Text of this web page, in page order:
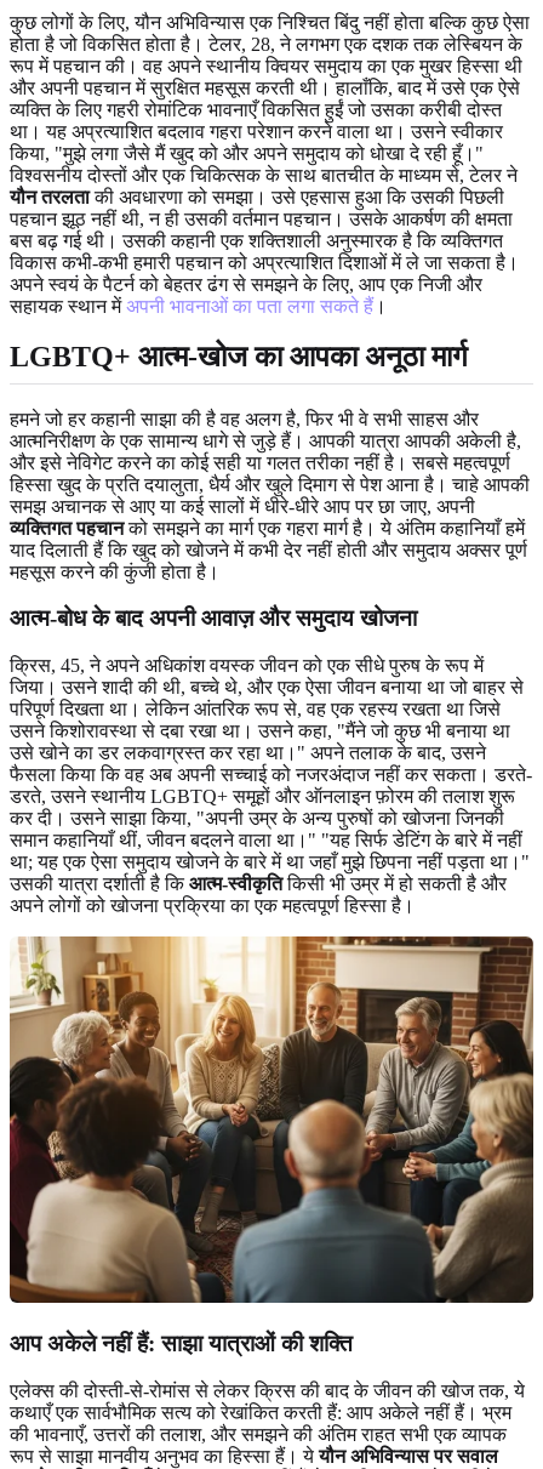
कुछ लोगों के लिए, यौन अभिविन्यास एक निश्चित बिंदु नहीं होता बल्कि कुछ ऐसा
होता है जो विकसित होता है। टेलर, 28, ने लगभग एक दशक तक लेस्बियन के
रूप में पहचान की। वह अपने स्थानीय क्वियर समुदाय का एक मुखर हिस्सा थी
और अपनी पहचान में सुरक्षित महसूस करती थी। हालाँकि, बाद में उसे एक ऐसे
व्यक्ति के लिए गहरी रोमांटिक भावनाएँ विकसित हुईं जो उसका करीबी दोस्त
था। यह अप्रत्याशित बदलाव गहरा परेशान करने वाला था। उसने स्वीकार
किया, "मुझे लगा जैसे मैं खुद को और अपने समुदाय को धोखा दे रही हूँ।"
विश्वसनीय दोस्तों और एक चिकित्सक के साथ बातचीत के माध्यम से, टेलर ने
यौन तरलताकी अवधारणा को समझा। उसे एहसास हुआ कि उसकी पिछली
पहचान झूठ नहीं थी, न ही उसकी वर्तमान पहचान। उसके आकर्षण की क्षमता
बस बढ़ गई थी। उसकी कहानी एक शक्तिशाली अनुस्मारक है कि व्यक्तिगत
विकास कभी-कभी हमारी पहचान को अप्रत्याशित दिशाओं में ले जा सकता है।
अपने स्वयं के पैटर्न को बेहतर ढंग से समझने के लिए, आप एक निजी और
सहायक स्थान मेंअपनी भावनाओं का पता लगा सकते हैं ।
LGBTQ+ आत्म-खोज का आपका अनूठा मार्ग
हमने जो हर कहानी साझा की है वह अलग है, फिर भी वे सभी साहस और
आत्मनिरीक्षण के एक सामान्य धागे से जुड़े हैं। आपकी यात्रा आपकी अकेली है,
और इसे नेविगेट करने का कोई सही या गलत तरीका नहीं है। सबसे महत्वपूर्ण
हिस्सा खुद के प्रति दयालुता, धैर्य और खुले दिमाग से पेश आना है। चाहे आपकी
समझ अचानक से आए या कई सालों में धीरे-धीरे आप पर छा जाए, अपनी
व्यक्तिगत पहचानको समझने का मार्ग एक गहरा मार्ग है। ये अंतिम कहानियाँ हमें
याद दिलाती हैं कि खुद को खोजने में कभी देर नहीं होती और समुदाय अक्सर पूर्ण
महसूस करने की कुंजी होता है।
आत्म-बोध के बाद अपनी आवाज़ और समुदाय खोजना
क्रिस, 45, ने अपने अधिकांश वयस्क जीवन को एक सीधे पुरुष के रूप में
जिया। उसने शादी की थी, बच्चे थे, और एक ऐसा जीवन बनाया था जो बाहर से
परिपूर्ण दिखता था। लेकिन आंतरिक रूप से, वह एक रहस्य रखता था जिसे
उसने किशोरावस्था से दबा रखा था। उसने कहा, "मैंने जो कुछ भी बनाया था
उसे खोने का डर लकवाग्रस्त कर रहा था।" अपने तलाक के बाद, उसने
फैसला किया कि वह अब अपनी सच्चाई को नजरअंदाज नहीं कर सकता। डरते-
डरते, उसने स्थानीय LGBTQ+ समूहों और ऑनलाइन फ़ोरम की तलाश शुरू
कर दी। उसने साझा किया, "अपनी उम्र के अन्य पुरुषों को खोजना जिनकी
समान कहानियाँ थीं, जीवन बदलने वाला था।" "यह सिर्फ डेटिंग के बारे में नहीं
था; यह एक ऐसा समुदाय खोजने के बारे में था जहाँ मुझे छिपना नहीं पड़ता था।"
उसकी यात्रा दर्शाती है किआत्म-स्वीकृतिकिसी भी उम्र में हो सकती है और
अपने लोगों को खोजना प्रक्रिया का एक महत्वपूर्ण हिस्सा है।
आप अकेले नहीं हैं: साझा यात्राओं की शक्ति
एलेक्स की दोस्ती-से-रोमांस से लेकर क्रिस की बाद के जीवन की खोज तक, ये
कथाएँ एक सार्वभौमिक सत्य को रेखांकित करती हैं: आप अकेले नहीं हैं। भ्रम
की भावनाएँ, उत्तरों की तलाश, और समझने की अंतिम राहत सभी एक व्यापक
रूप से साझा मानवीय अनुभव का हिस्सा हैं। येयौन अभिविन्यास पर सवाल